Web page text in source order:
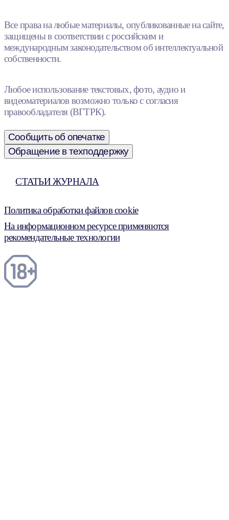
Все права на любые материалы, опубликованные на сайте,
защищены в соответствии с российским и
международным законодательством об интеллектуальной
собственности.
Любое использование текстовых, фото, аудио и
видеоматериалов возможно только с согласия
правообладателя (ВГТРК).
Сообщить об опечатке
Обращение в техподдержку
СТАТЬИ ЖУРНАЛА
Политика обработки файлов cookie
На информационном ресурсе применяются
рекомендательные технологии